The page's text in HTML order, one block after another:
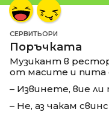
СЕРВИТЬОРИ
Поръчката
Музикант в
от масите и
– Извинете, вие
– Не, аз чакам